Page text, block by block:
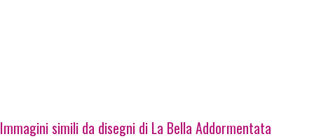
Immagini simili da disegni di La Bella Addormentata